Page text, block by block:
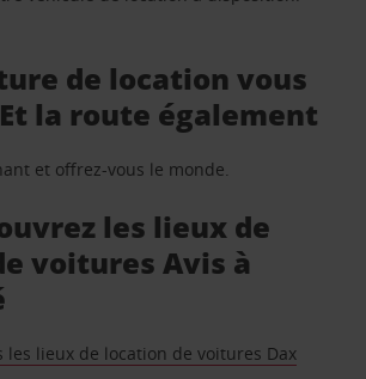
de location vous
la route également
et offrez-vous le monde.
les lieux de
voitures Avis à
les lieux de location de voitures Dax